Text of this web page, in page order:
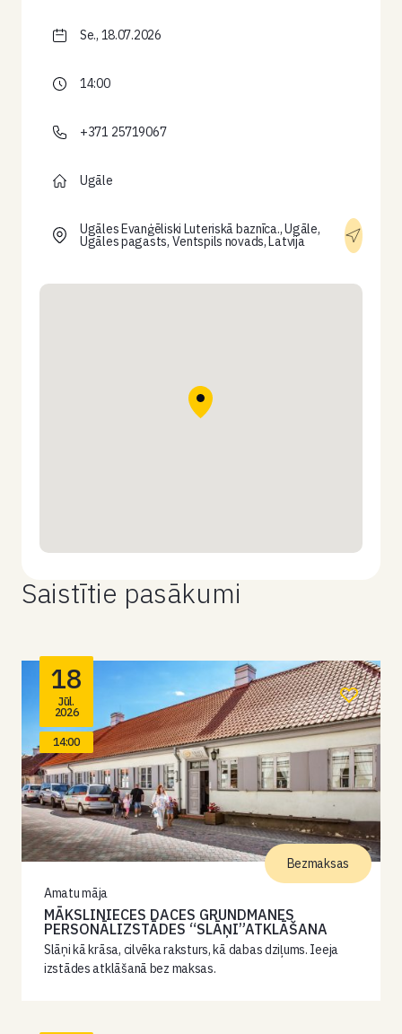
Se., 18.07.2026
14:00
+371 25719067
Ugāle
Ugāles Evanģēliski Luteriskā baznīca., Ugāle,
Ugāles pagasts, Ventspils novads, Latvija
Saistītie pasākumi
18
Jūl.
2026
14:00
Amatu māja
MĀKSLINIECES DACES GRUNDMANES
PERSONĀLIZSTĀDES “SLĀŅI”ATKLĀŠANA
Slāņi kā krāsa, cilvēka raksturs, kā dabas dziļums. Ieeja
izstādes atklāšanā bez maksas.
Bezmaksas